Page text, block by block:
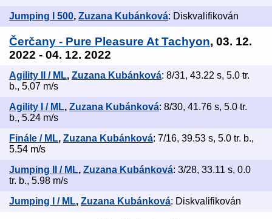
Jumping I 500, Zuzana Kubánková: Diskvalifikován
Čerčany - Pure Pleasure At Tachyon, 03. 12.
2022 - 04. 12. 2022
Agility II / ML, Zuzana Kubánková: 8/31, 43.22 s, 5.0 tr.
b., 5.07 m/s
Agility I / ML, Zuzana Kubánková: 8/30, 41.76 s, 5.0 tr.
b., 5.24 m/s
Finále / ML, Zuzana Kubánková: 7/16, 39.53 s, 5.0 tr. b.,
5.54 m/s
Jumping II / ML, Zuzana Kubánková: 3/28, 33.11 s, 0.0
tr. b., 5.98 m/s
Jumping I / ML, Zuzana Kubánková: Diskvalifikován